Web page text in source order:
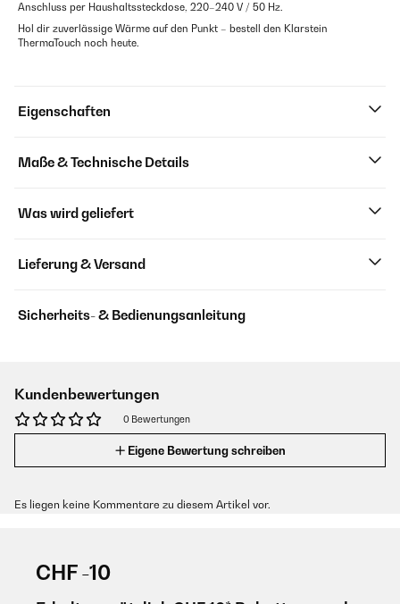
Anschluss per Haushaltssteckdose, 220–240 V / 50 Hz.
Hol dir zuverlässige Wärme auf den Punkt – bestell den Klarstein
ThermaTouch noch heute.
Eigenschaften
Maße & Technische Details
Was wird geliefert
Lieferung & Versand
Sicherheits- & Bedienungsanleitung
Kundenbewertungen
0 Bewertungen
Eigene Bewertung schreiben
Es liegen keine Kommentare zu diesem Artikel vor.
CHF -10